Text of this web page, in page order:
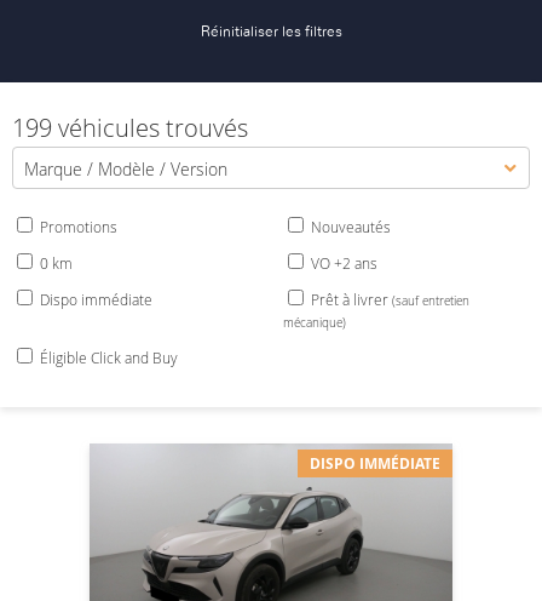
Réinitialiser les filtres
199 véhicules trouvés
Marque / Modèle / Version
Promotions
Nouveautés
0 km
VO +2 ans
Dispo immédiate
Prêt à livrer (sauf entretien
mécanique)
Éligible Click and Buy
DISPO IMMÉDIATE